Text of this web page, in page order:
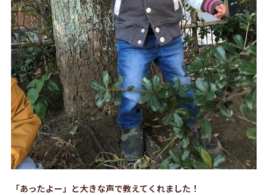
「あったよー」と大きな声で教えてくれました！